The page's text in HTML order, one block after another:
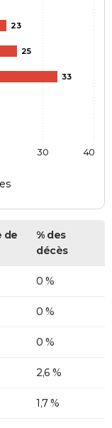
23
25
33
30 40
de
% des
décès
0 %
0 %
0 %
2,6 %
1,7 %